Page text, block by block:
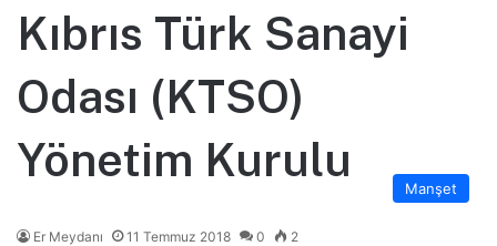
Kıbrıs Türk Sanayi
Odası (KTSO)
Yönetim Kurulu
Manşet
Er Meydanı 11 Temmuz 2018 0 2